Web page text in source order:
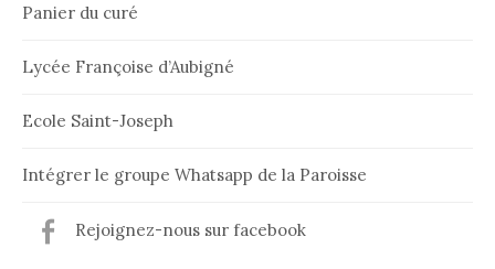
Panier du curé
Lycée Françoise d’Aubigné
Ecole Saint-Joseph
Intégrer le groupe Whatsapp de la Paroisse
Rejoignez-nous sur facebook